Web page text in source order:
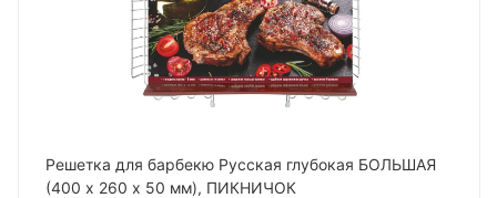
Решетка для барбекю Русская глубокая БОЛЬШАЯ
(400 х 260 х 50 мм), ПИКНИЧОК